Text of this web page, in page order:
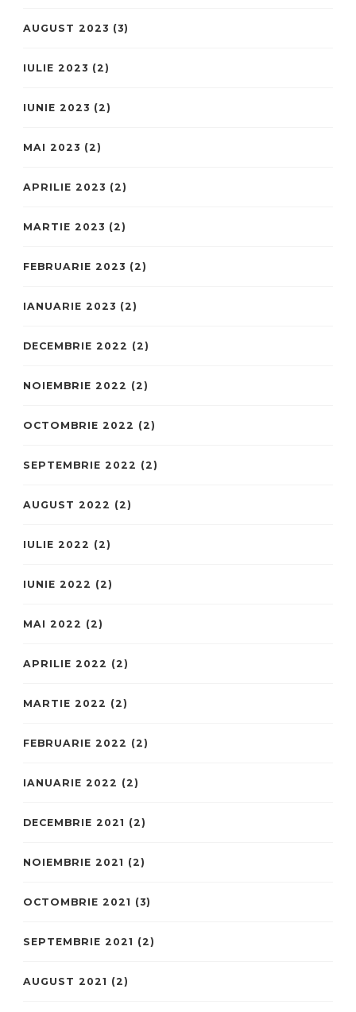
AUGUST 2023 (3)
IULIE 2023 (2)
IUNIE 2023 (2)
MAI 2023 (2)
APRILIE 2023 (2)
MARTIE 2023 (2)
FEBRUARIE 2023 (2)
IANUARIE 2023 (2)
DECEMBRIE 2022 (2)
NOIEMBRIE 2022 (2)
OCTOMBRIE 2022 (2)
SEPTEMBRIE 2022 (2)
AUGUST 2022 (2)
IULIE 2022 (2)
IUNIE 2022 (2)
MAI 2022 (2)
APRILIE 2022 (2)
MARTIE 2022 (2)
FEBRUARIE 2022 (2)
IANUARIE 2022 (2)
DECEMBRIE 2021 (2)
NOIEMBRIE 2021 (2)
OCTOMBRIE 2021 (3)
SEPTEMBRIE 2021 (2)
AUGUST 2021 (2)